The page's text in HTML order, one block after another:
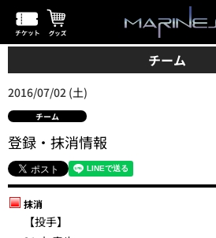
チーム
2016/07/02 (土)
チーム
登録・抹消情報
抹消
【投手】